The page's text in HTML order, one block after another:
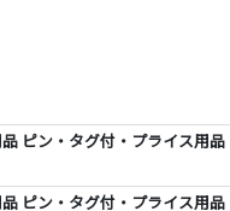
ピン・タグ付・プライス用品
ピン・タグ付・プライス用品